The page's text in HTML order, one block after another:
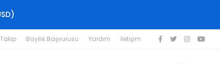
Bayilik Başvurusu Yardım İletişim